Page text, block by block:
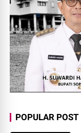
POPULAR POST